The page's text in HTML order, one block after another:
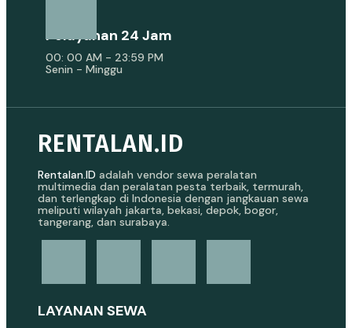
Pelayanan 24 Jam
00: 00 AM - 23:59 PM
Senin - Minggu
RENTALAN.ID
Rentalan.ID adalah vendor sewa peralatan
multimedia dan peralatan pesta terbaik, termurah,
dan terlengkap di Indonesia dengan jangkauan sewa
meliputi wilayah jakarta, bekasi, depok, bogor,
tangerang, dan surabaya.
LAYANAN SEWA